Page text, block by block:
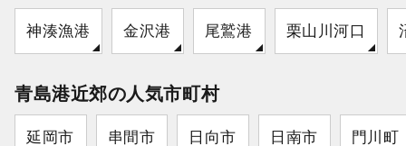
神湊漁港 金沢港 尾鷲港 栗山川河口
青島港近郊の人気市町村
延岡市 串間市 日向市 日南市 門川町